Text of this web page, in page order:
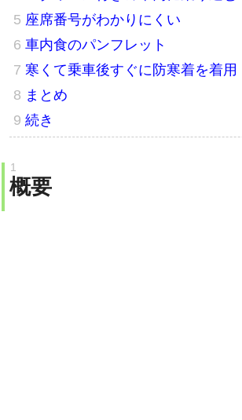
車内食のパンフレット
寒くて乗車後すぐに防寒着を着用
まとめ
続き
概要